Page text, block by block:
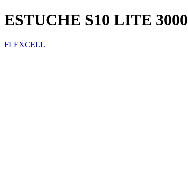
ESTUCHE S10 LITE 3000
FLEXCELL